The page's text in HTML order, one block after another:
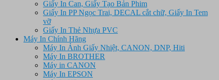
Giấy In Can, Giấy Tạo Bản Phim
Giấy In PP Ngọc Trai, DECAL cắt chữ, Giấy In Tem
vỡ
Giấy In Thẻ Nhựa PVC
Máy In Chính Hãng
Máy In Ảnh Giấy Nhiệt, CANON, DNP, Hiti
Máy In BROTHER
Máy in CANON
Máy In EPSON